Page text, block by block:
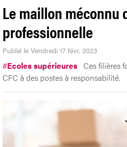
Le maillon méconnu
professionnelle
Publié le Vendredi 17 févr. 2023
#Ecoles supérieures Ces filières
CFC à des postes à responsabilité.